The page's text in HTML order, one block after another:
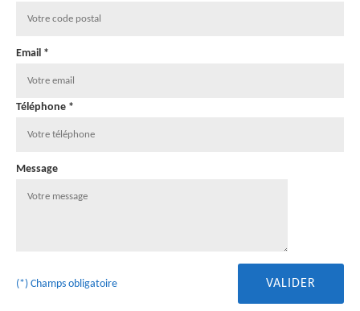
Email *
Téléphone *
Message
(*) Champs obligatoire